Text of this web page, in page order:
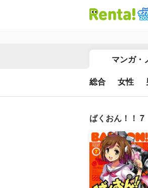
マンガ・
総合 女性
ばくおん！！ 7